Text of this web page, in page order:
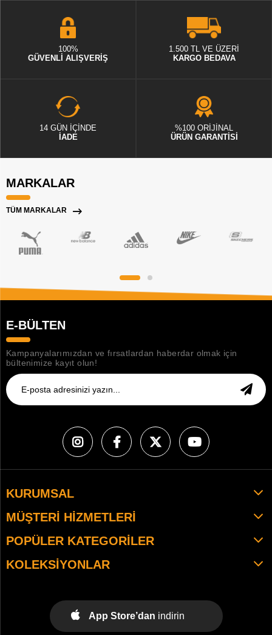
100%
GÜVENLİ ALIŞVERİŞ
1.500 TL VE ÜZERİ
KARGO BEDAVA
14 GÜN İÇİNDE
İADE
%100 ORİJİNAL
ÜRÜN GARANTİSİ
MARKALAR
TÜM MARKALAR
E-BÜLTEN
Kampanyalarımızdan ve fırsatlardan haberdar olmak için
bültenimize kayıt olun!
KURUMSAL
MÜŞTERI HIZMETLERI
POPÜLER KATEGORILER
KOLEKSIYONLAR
App Store’dan indirin